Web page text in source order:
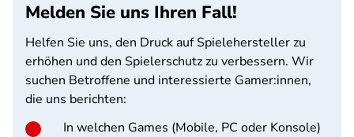
Melden Sie uns Ihren Fall!
Helfen Sie uns, den Druck auf Spielehersteller zu
erhöhen und den Spielerschutz zu verbessern. Wir
suchen Betroffene und interessierte Gamer:innen,
die uns berichten:
In welchen Games (Mobile, PC oder Konsole)